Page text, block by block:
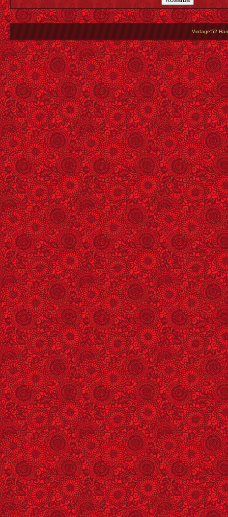
Vintage'52